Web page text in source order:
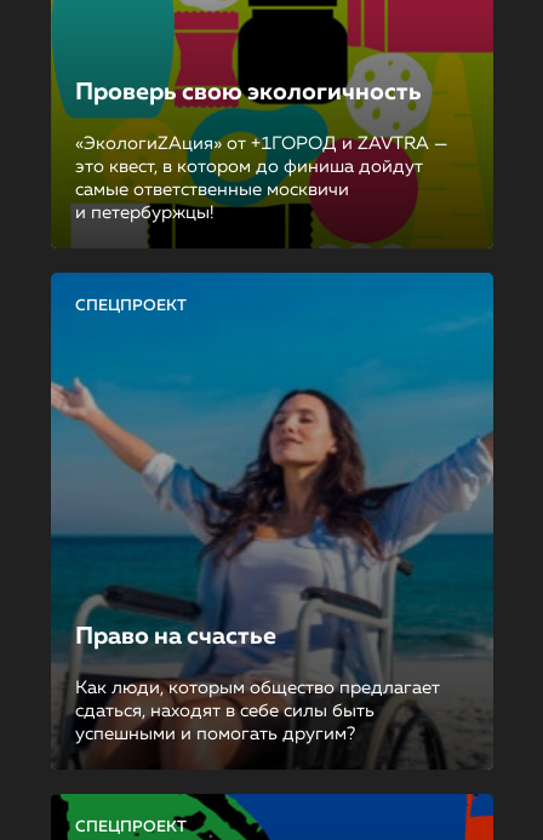
Проверь свою экологичность
«ЭкологиZAция» от +1ГОРОД и ZAVTRA —
это квест, в котором до финиша дойдут
самые ответственные москвичи
и петербуржцы!
СПЕЦПРОЕКТ
Право на счастье
Как люди, которым общество предлагает
сдаться, находят в себе силы быть
успешными и помогать другим?
СПЕЦПРОЕКТ